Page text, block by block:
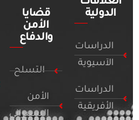
الدولية
الدراسات
الآسيوية
الدراسات
الأفريقية
قضايا
الأمن
والدفاع
التسلح
الأمن
السيبراني